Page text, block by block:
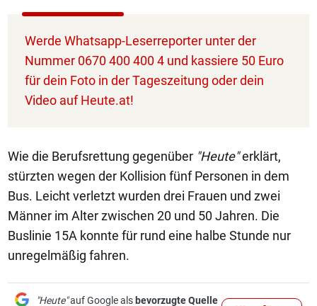
Werde Whatsapp-Leserreporter unter der
Nummer 0670 400 400 4 und kassiere 50 Euro
für dein Foto in der Tageszeitung oder dein
Video auf Heute.at!
Wie die Berufsrettung gegenüber "Heute"erklärt,
stürzten wegen der Kollision fünf Personen in dem
Bus. Leicht verletzt wurden drei Frauen und zwei
Männer im Alter zwischen 20 und 50 Jahren. Die
Buslinie 15A konnte für rund eine halbe Stunde nur
unregelmäßig fahren.
"Heute"auf Google als bevorzugte Quelle